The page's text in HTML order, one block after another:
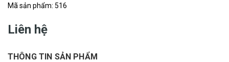
Mã sản phẩm: 516
Liên hệ
THÔNG TIN SẢN PHẨM